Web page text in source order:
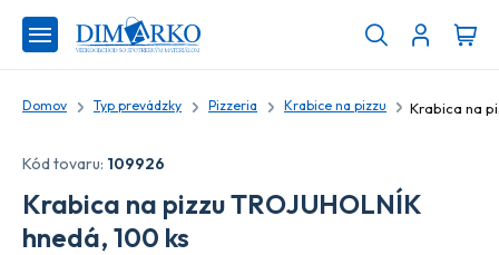
Domov Typ prevádzky Pizzeria Krabice na pizzu
Krabica na pizzu TROJUHOLNÍK
hnedá, 100 ks
Kód tovaru: 109926